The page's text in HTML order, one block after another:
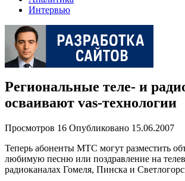
Интервью
Региональные теле- и
осваивают vas-технологии
Просмотров 16 Опубликовано 15.06.2007
Теперь абоненты МТС могут разместить
любимую песню или поздравление на
радиоканалах Гомеля, Пинска и